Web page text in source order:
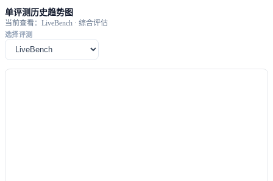
单评测历史趋势图
当前查看：LiveBench · 综合评估
选择评测